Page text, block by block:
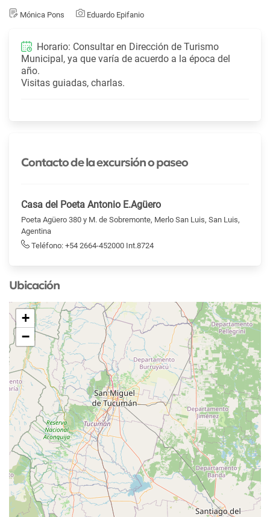
Mónica Pons Eduardo Epifanio
Horario: Consultar en Dirección de Turismo
Municipal, ya que varía de acuerdo a la época del
año.
Visitas guiadas, charlas.
Contacto de la excursión o paseo
Casa del Poeta Antonio E.Agüero
Poeta Agüero 380 y M. de Sobremonte, Merlo San Luis, San Luis,
Agentina
Teléfono: +54 2664-452000 Int.8724
Ubicación
+
−